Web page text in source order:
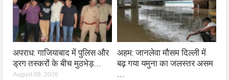
अपराध: गाजियाबाद में पुलिस और
ड्रग तस्करों के बीच मुठभेड़…
August 09, 2026
अहम: जानलेवा मौसम दिल्ली में
बढ़ गया यमुना का जलस्तर असम
…